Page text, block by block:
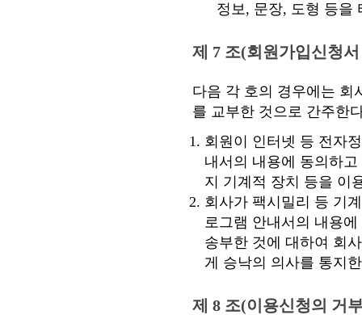
정보, 문장, 도형 등을
제 7 조(회원가입신청
다음 각 호의 경우에는 회
를 교부한 것으로 간주한
회원이 인터넷 등 전자
내서의 내용에 동의하
지 기계적 장치 등을 이
회사가 팩시밀리 등 기
로그램 안내서의 내용
송부한 것에 대하여 회
게 승낙의 의사를 통지
제 8 조(이용신청의 거